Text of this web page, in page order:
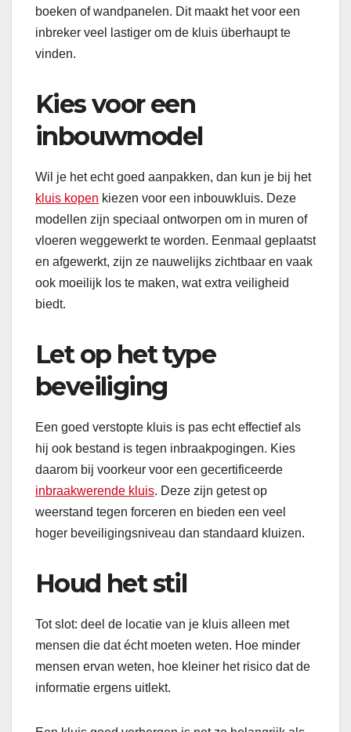
boeken of wandpanelen. Dit maakt het voor een
inbreker veel lastiger om de kluis überhaupt te
vinden.
Kies voor een
inbouwmodel
Wil je het echt goed aanpakken, dan kun je bij het
kluis kopen kiezen voor een inbouwkluis. Deze
modellen zijn speciaal ontworpen om in muren of
vloeren weggewerkt te worden. Eenmaal geplaatst
en afgewerkt, zijn ze nauwelijks zichtbaar en vaak
ook moeilijk los te maken, wat extra veiligheid
biedt.
Let op het type
beveiliging
Een goed verstopte kluis is pas echt effectief als
hij ook bestand is tegen inbraakpogingen. Kies
daarom bij voorkeur voor een gecertificeerde
inbraakwerende kluis. Deze zijn getest op
weerstand tegen forceren en bieden een veel
hoger beveiligingsniveau dan standaard kluizen.
Houd het stil
Tot slot: deel de locatie van je kluis alleen met
mensen die dat écht moeten weten. Hoe minder
mensen ervan weten, hoe kleiner het risico dat de
informatie ergens uitlekt.